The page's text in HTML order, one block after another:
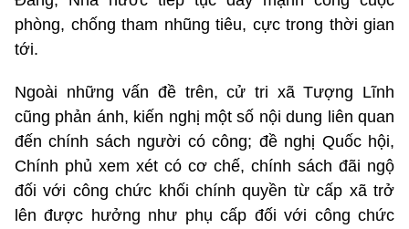
phòng, chống tham nhũng tiêu, cực trong thời gian
tới.
Ngoài những vấn đề trên, cử tri xã Tượng Lĩnh
cũng phản ánh, kiến nghị một số nội dung liên quan
đến chính sách người có công; đề nghị Quốc hội,
Chính phủ xem xét có cơ chế, chính sách đãi ngộ
đối với công chức khối chính quyền từ cấp xã trở
lên được hưởng như phụ cấp đối với công chức